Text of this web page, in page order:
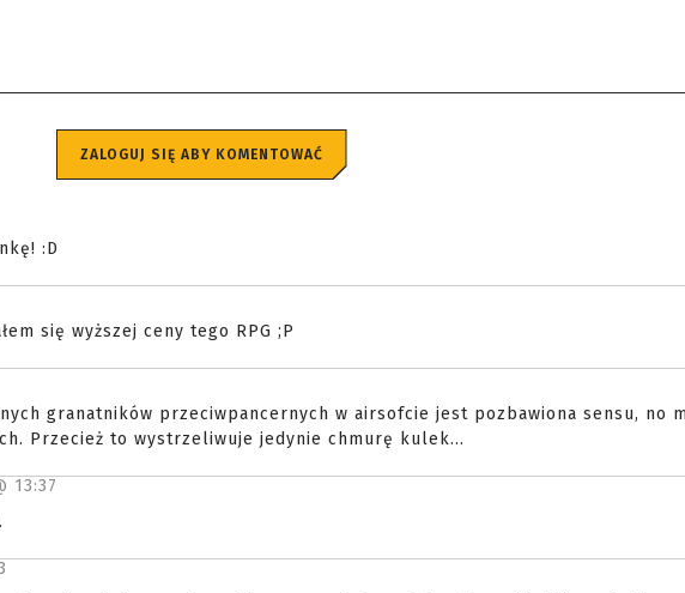
ZALOGUJ SIĘ ABY KOMENTOWAĆ
:D
się wyższej ceny tego RPG ;P
granatników przeciwpancernych w airsofcie jest pozbawiona sensu, no
Przecież to wystrzeliwuje jedynie chmurę kulek...
13:37